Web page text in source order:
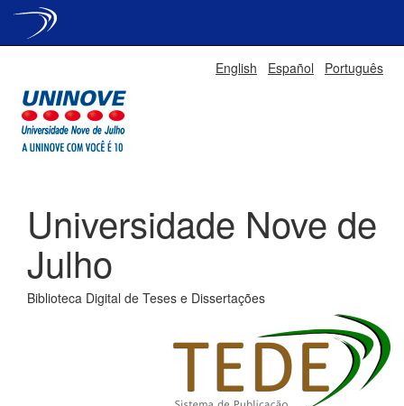
English Español Português
Universidade Nove de
Julho
Biblioteca Digital de Teses e Dissertações